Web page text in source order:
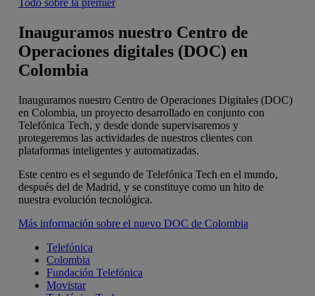
Inauguramos nuestro Centro de
Operaciones digitales (DOC) en
Colombia
Inauguramos nuestro Centro de Operaciones Digitales (DOC)
en Colombia, un proyecto desarrollado en conjunto con
Telefónica Tech, y desde donde supervisaremos y
protegeremos las actividades de nuestros clientes con
plataformas inteligentes y automatizadas.
Este centro es el segundo de Telefónica Tech en el mundo,
después del de Madrid, y se constituye como un hito de
nuestra evolución tecnológica.
Más información sobre el nuevo DOC de Colombia
Telefónica
Colombia
Fundación Telefónica
Movistar